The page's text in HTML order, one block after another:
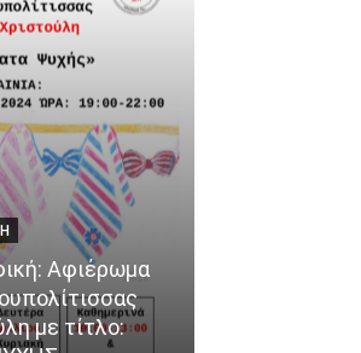
Αφιέρωμα
με τίτλο: